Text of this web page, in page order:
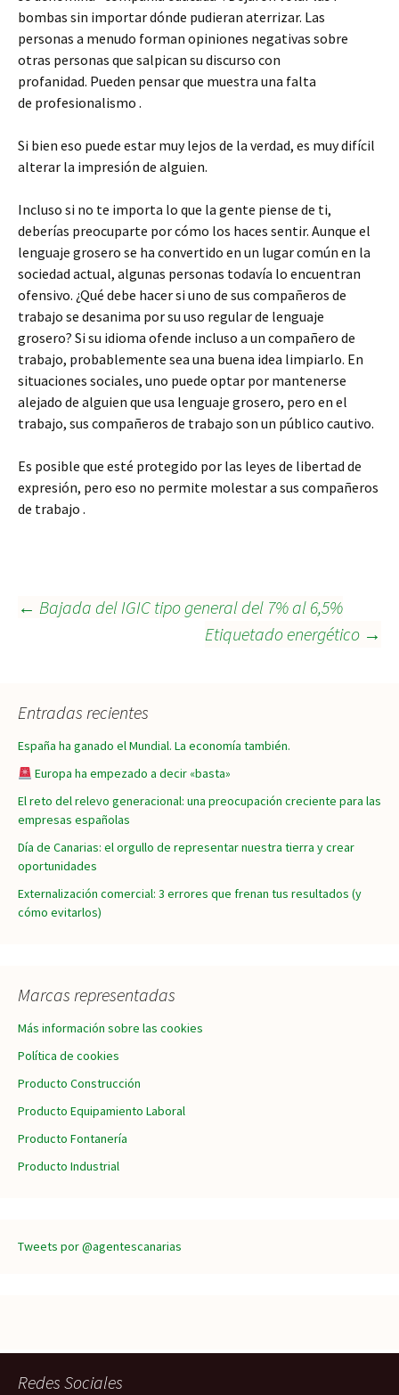
bombas sin importar dónde pudieran aterrizar. Las
personas a menudo forman opiniones negativas sobre
otras personas que salpican su discurso con
profanidad. Pueden pensar que muestra una falta
de profesionalismo .
Si bien eso puede estar muy lejos de la verdad, es muy difícil
alterar la impresión de alguien.
Incluso si no te importa lo que la gente piense de ti,
deberías preocuparte por cómo los haces sentir. Aunque el
lenguaje grosero se ha convertido en un lugar común en la
sociedad actual, algunas personas todavía lo encuentran
ofensivo. ¿Qué debe hacer si uno de sus compañeros de
trabajo se desanima por su uso regular de lenguaje
grosero? Si su idioma ofende incluso a un compañero de
trabajo, probablemente sea una buena idea limpiarlo. En
situaciones sociales, uno puede optar por mantenerse
alejado de alguien que usa lenguaje grosero, pero en el
trabajo, sus compañeros de trabajo son un público cautivo.
Es posible que esté protegido por las leyes de libertad de
expresión, pero eso no permite molestar a sus compañeros
de trabajo .
Navegación
entradas
← Bajada del IGIC tipo general del 7% al 6,5%
Etiquetado energético →
Entradas recientes
España ha ganado el Mundial. La economía también.
Europa ha empezado a decir «basta»
El reto del relevo generacional: una preocupación creciente para las
empresas españolas
Día de Canarias: el orgullo de representar nuestra tierra y crear
oportunidades
Externalización comercial: 3 errores que frenan tus resultados (y
cómo evitarlos)
Marcas representadas
Más información sobre las cookies
Política de cookies
Producto Construcción
Producto Equipamiento Laboral
Producto Fontanería
Producto Industrial
Tweets por @agentescanarias
Redes Sociales